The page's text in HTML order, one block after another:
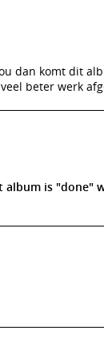
dan komt dit
beter werk
album is